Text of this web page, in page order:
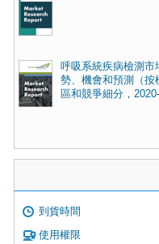
呼吸系統疾病檢測市
勢、機會和預測（按
區和競爭細分，2020-
到貨時間
使用權限